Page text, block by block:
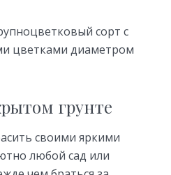
сорт с
цветками диаметром
грунте
своими яркими
любой сад или